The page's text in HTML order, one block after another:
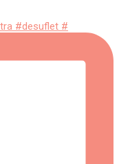
#desuflet #